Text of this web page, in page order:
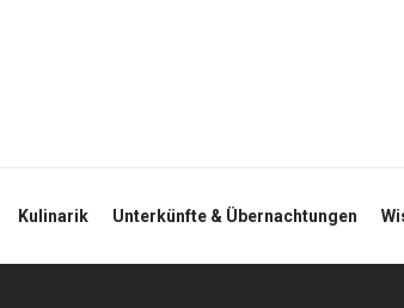
Kulinarik Unterkünfte & Übernachtungen